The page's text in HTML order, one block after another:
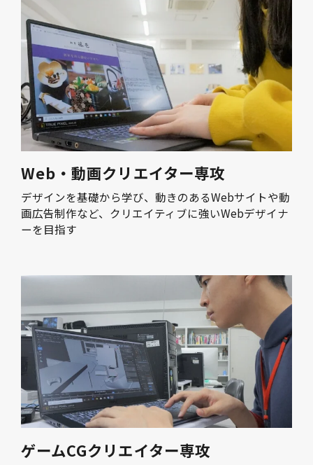
Web・動画クリエイター専攻
デザインを基礎から学び、動きのあるWebサイトや動
画広告制作など、クリエイティブに強いWebデザイナ
ーを目指す
ゲームCGクリエイター専攻